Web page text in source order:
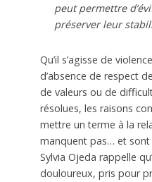
peut permettre
préserver leur
Qu’il s’agisse de
d’absence de respect
de valeurs ou de
résolues, les raisons
mettre un terme à la
manquent pas… et sont
Sylvia Ojeda rappelle
douloureux, pris pour